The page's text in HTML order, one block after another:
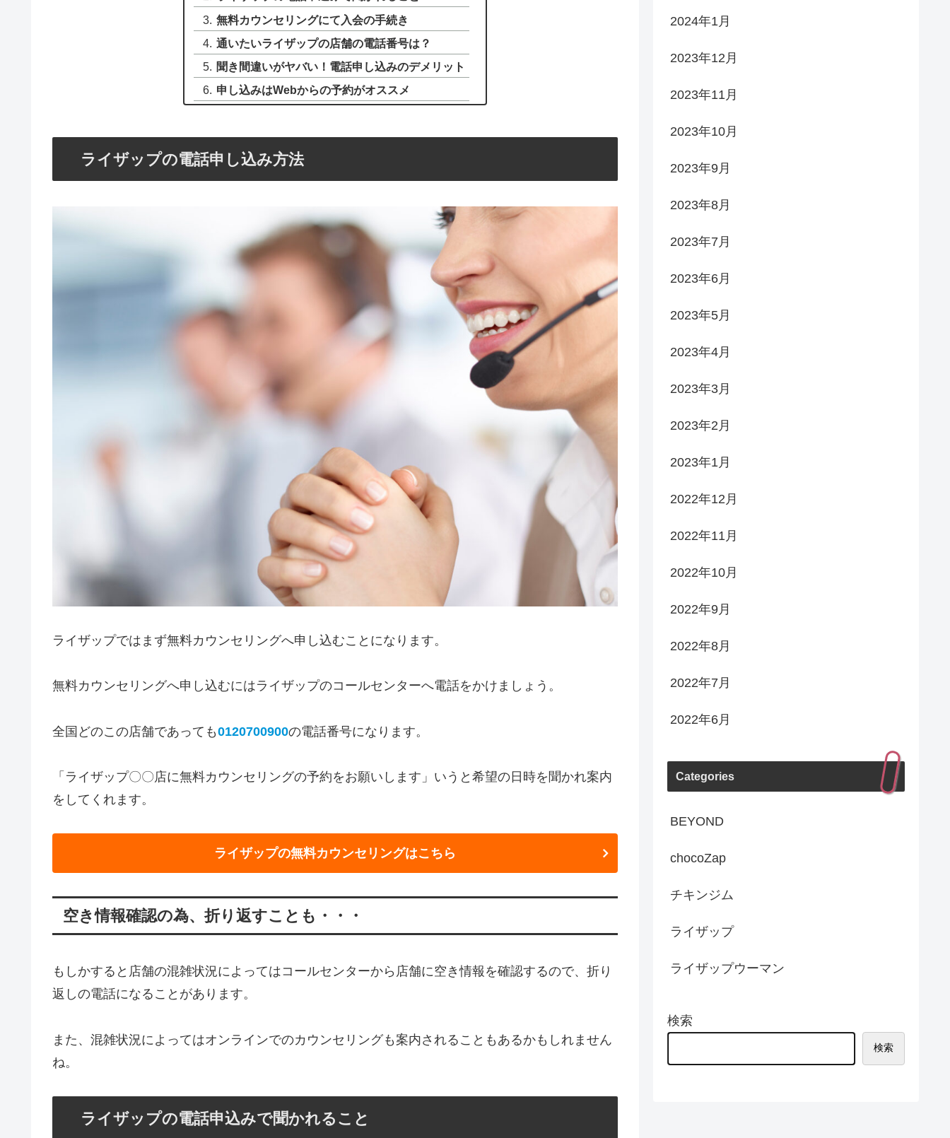
無料カウンセリングにて入会の手続き
通いたいライザップの店舗の電話番号は？
聞き間違いがヤバい！電話申し込みのデメリット
申し込みはWebからの予約がオススメ
ライザップの電話申し込み方法
ライザップではまず無料カウンセリングへ申し込むことになります。
無料カウンセリングへ申し込むにはライザップのコールセンターへ電話をかけましょう。
全国どのこの店舗であっても0120700900の電話番号になります。
「ライザップ〇〇店に無料カウンセリングの予約をお願いします」いうと希望の日時を聞かれ案内
をしてくれます。
ライザップの無料カウンセリングはこちら
空き情報確認の為、折り返すことも・・・
もしかすると店舗の混雑状況によってはコールセンターから店舗に空き情報を確認するので、折り
返しの電話になることがあります。
また、混雑状況によってはオンラインでのカウンセリングも案内されることもあるかもしれません
ね。
ライザップの電話申込みで聞かれること
2024年1月
2023年12月
2023年11月
2023年10月
2023年9月
2023年8月
2023年7月
2023年6月
2023年5月
2023年4月
2023年3月
2023年2月
2023年1月
2022年12月
2022年11月
2022年10月
2022年9月
2022年8月
2022年7月
2022年6月
Categories
BEYOND
chocoZap
チキンジム
ライザップ
ライザップウーマン
検索
検索